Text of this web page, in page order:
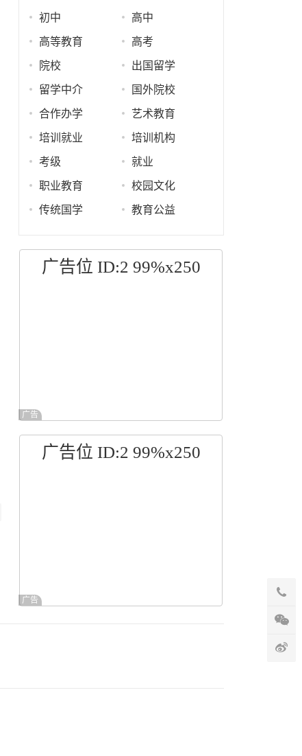
初中 高中
高等教育 高考
院校 出国留学
留学中介 国外院校
合作办学 艺术教育
培训就业 培训机构
考级 就业
职业教育 校园文化
传统国学 教育公益
广告位 ID:2 99%x250
广告
广告位 ID:2 99%x250
广告